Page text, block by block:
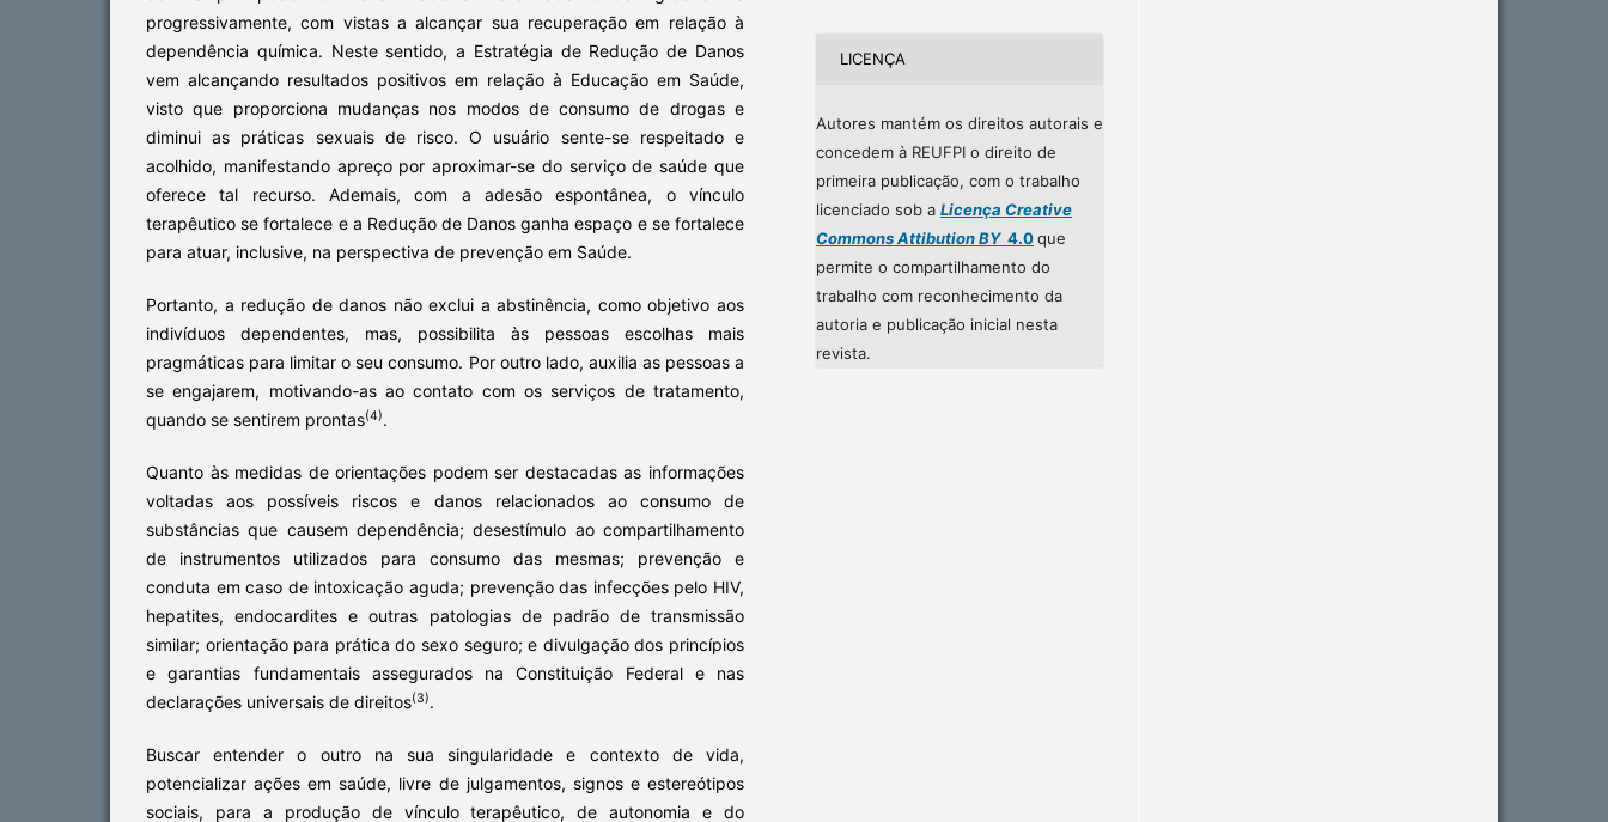
progressivamente, com vistas a alcançar sua recuperação em relação à
dependência química. Neste sentido, a Estratégia de Redução de Danos
vem alcançando resultados positivos em relação à Educação em Saúde,
visto que proporciona mudanças nos modos de consumo de drogas e
diminui as práticas sexuais de risco. O usuário sente-se respeitado e
acolhido, manifestando apreço por aproximar-se do serviço de saúde que
oferece tal recurso. Ademais, com a adesão espontânea, o vínculo
terapêutico se fortalece e a Redução de Danos ganha espaço e se fortalece
para atuar, inclusive, na perspectiva de prevenção em Saúde.
Portanto, a redução de danos não exclui a abstinência, como objetivo aos
indivíduos dependentes, mas, possibilita às pessoas escolhas mais
pragmáticas para limitar o seu consumo. Por outro lado, auxilia as pessoas a
se engajarem, motivando-as ao contato com os serviços de tratamento,
quando se sentirem prontas(4).
Quanto às medidas de orientações podem ser destacadas as informações
voltadas aos possíveis riscos e danos relacionados ao consumo de
substâncias que causem dependência; desestímulo ao compartilhamento
de instrumentos utilizados para consumo das mesmas; prevenção e
conduta em caso de intoxicação aguda; prevenção das infecções pelo HIV,
hepatites, endocardites e outras patologias de padrão de transmissão
similar; orientação para prática do sexo seguro; e divulgação dos princípios
e garantias fundamentais assegurados na Constituição Federal e nas
declarações universais de direitos(3).
Buscar entender o outro na sua singularidade e contexto de vida,
potencializar ações em saúde, livre de julgamentos, signos e estereótipos
sociais, para a produção de vínculo terapêutico, de autonomia e do
LICENÇA
Autores mantém os direitos autorais e
concedem à REUFPI o direito de
primeira publicação, com o trabalho
licenciado sob a Licença Creative
Commons Attibution BY4.0que
permite o compartilhamento do
trabalho com reconhecimento da
autoria e publicação inicial nesta
revista.